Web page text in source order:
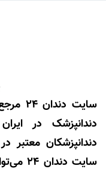
سایت
دندانپزشک در
دندانپزشکان معتبر
سایت